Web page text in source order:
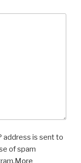
address is sent to
of spam
More